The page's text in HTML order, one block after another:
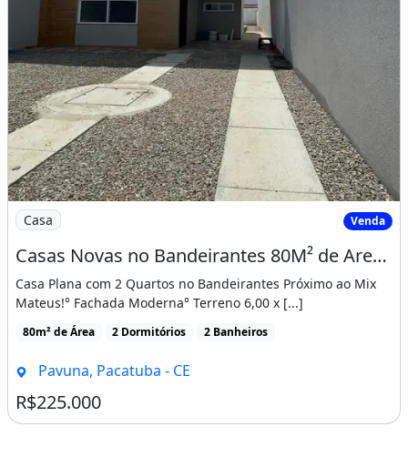
Imagem: Casas Novas no Bandeirantes 80M² de Area
Casa Venda
Casas Novas no Bandeirantes 80M² de Area Construida, Proximo Ao Mix Mateus! Cód. 12Jb8Si
Casa Plana com 2 Quartos no Bandeirantes Próximo ao Mix
Mateus!° Fachada Moderna° Terreno 6,00 x [...]
80m² de Área 2 Dormitórios 2 Banheiros
Pavuna, Pacatuba - CE
R$225.000